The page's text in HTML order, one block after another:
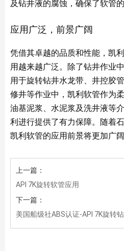
及钻井液的腐蚀，确保了软管
应用广泛，前景广阔
凭借其卓越的品质和性能，凯
用越来越广泛。除了钻井作业
用于旋转钻井水龙带、井控胶
修井等作业中，凯利软管作为
油基泥浆、水泥浆及洗井液等
利进行提供了有力保障。随着
凯利软管的应用前景将更加广阔
上一篇：
API 7K旋转软管应用
下一篇：
美国船级社ABS认证-API 7K旋转